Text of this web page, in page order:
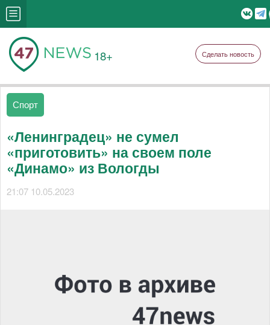
18+ Сделать новость
Спорт
«Ленинградец» не сумел
«приготовить» на своем поле
«Динамо» из Вологды
21:07 10.05.2023